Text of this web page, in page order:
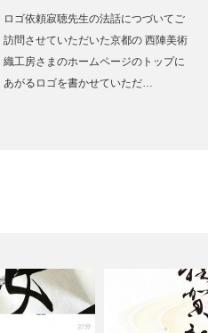
ロゴ依頼寂聴先生の法話につづいてご
訪問させていただいた京都の 西陣美術
織工房さまのホームページのトップに
あがるロゴを書かせていただ…